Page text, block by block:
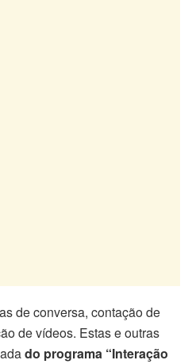
de conversa, contação de
de vídeos. Estas e outras
do programa “Interação